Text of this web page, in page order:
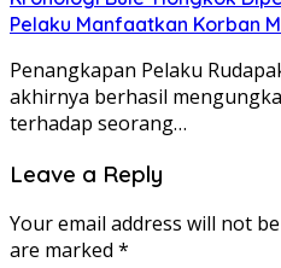
Pelaku Manfaatkan Korban
Penangkapan Pelaku
akhirnya berhasil
terhadap seorang…
Leave a Reply
Your email address will not
are marked *